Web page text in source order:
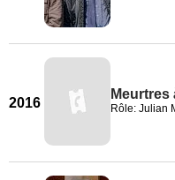
2016
Meurtres
Rôle: Julian